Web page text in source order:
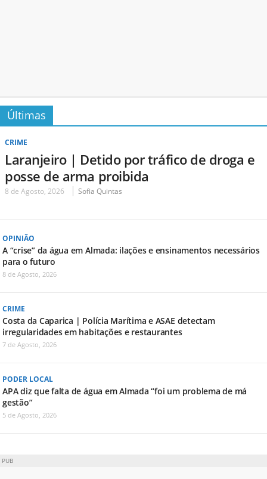
Últimas
CRIME
Laranjeiro | Detido por tráfico de droga e
posse de arma proibida
8 de Agosto, 2026 Sofia Quintas
OPINIÃO
A “crise” da água em Almada: ilações e ensinamentos necessários
para o futuro
8 de Agosto, 2026
CRIME
Costa da Caparica | Polícia Marítima e ASAE detectam
irregularidades em habitações e restaurantes
7 de Agosto, 2026
PODER LOCAL
APA diz que falta de água em Almada “foi um problema de má
gestão”
5 de Agosto, 2026
PUB